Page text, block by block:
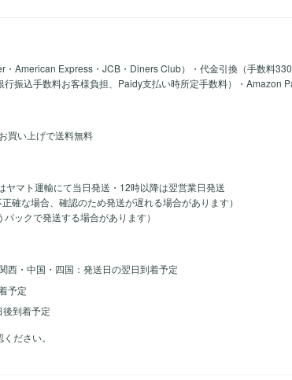
・American Express・JCB・Diners Club）・代金引換（手数料
振込手数料お客様負担、Paidy支払い時所定手数料）・Amazon
買い上げで送料無料
ヤマト運輸にて当日発送・12時以降は翌営業日発送
確な場合、確認のため発送が遅れる場合があります）
ックで発送する場合があります）
西・中国・四国：発送日の翌日到着予定
予定
到着予定
ださい。